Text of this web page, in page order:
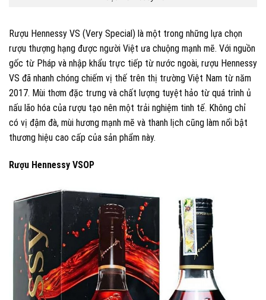
Rượu Hennessy VS (Very Special) là một trong những lựa chọn
rượu thượng hạng được người Việt ưa chuộng mạnh mẽ. Với nguồn
gốc từ Pháp và nhập khẩu trực tiếp từ nước ngoài, rượu Hennessy
VS đã nhanh chóng chiếm vị thế trên thị trường Việt Nam từ năm
2017. Mùi thơm đặc trưng và chất lượng tuyệt hảo từ quá trình ủ
nấu lão hóa của rượu tạo nên một trải nghiệm tinh tế. Không chỉ
có vị đậm đà, mùi hương mạnh mẽ và thanh lịch cũng làm nổi bật
thương hiệu cao cấp của sản phẩm này.
Rượu Hennessy VSOP